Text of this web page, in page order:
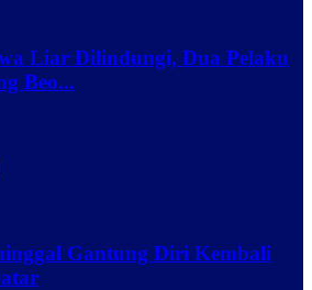
Liar Dilindungi, Dua Pelaku
Beo...
Gantung Diri Kembali